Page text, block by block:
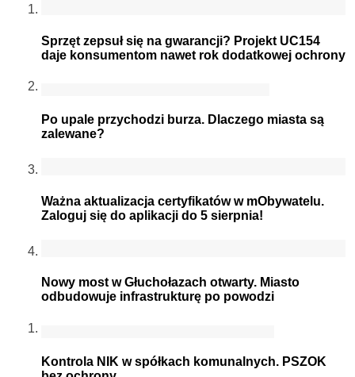
Sprzęt zepsuł się na gwarancji? Projekt UC154
daje konsumentom nawet rok dodatkowej ochrony
Po upale przychodzi burza. Dlaczego miasta są
zalewane?
Ważna aktualizacja certyfikatów w mObywatelu.
Zaloguj się do aplikacji do 5 sierpnia!
Nowy most w Głuchołazach otwarty. Miasto
odbudowuje infrastrukturę po powodzi
Kontrola NIK w spółkach komunalnych. PSZOK